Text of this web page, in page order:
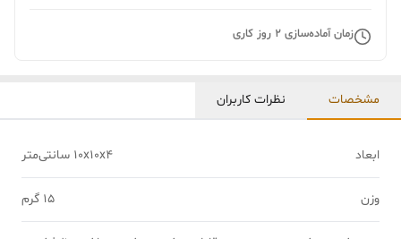
زمان آماده‌سازی 2 روز کاری
مشخصات نظرات کاربران
ابعاد 10x10x4 سانتی‌متر
وزن 15 گرم